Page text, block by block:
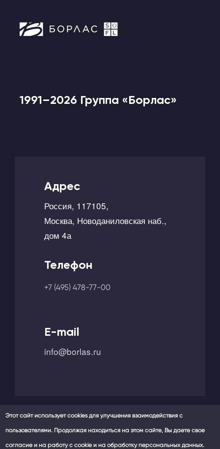
1991–2026 Группа «Борлас»
Адрес
Россия, 117105,
Москва, Новоданиловская наб.,
дом 4а
Телефон
+7 (495) 478-77-00
E-mail
info@borlas.ru
Мы в социальных сетях -
Этот сайт использует cookies для улучшения взаимодействия с
пользователями. Продолжая находиться на этом сайте, Вы даете свое
согласие и на работу с cookie и на обработку персональных данных.